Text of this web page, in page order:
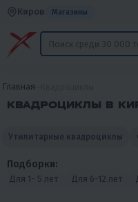
Киров Магазины
Главная
КВАДРОЦИКЛЫ В
Утилитарные квадроциклы
Подборки:
Для 1- 5 лет Для 6-12 лет